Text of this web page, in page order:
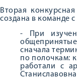
Вторая
создана в команде
- При
сначала
по полочкам:
работали с